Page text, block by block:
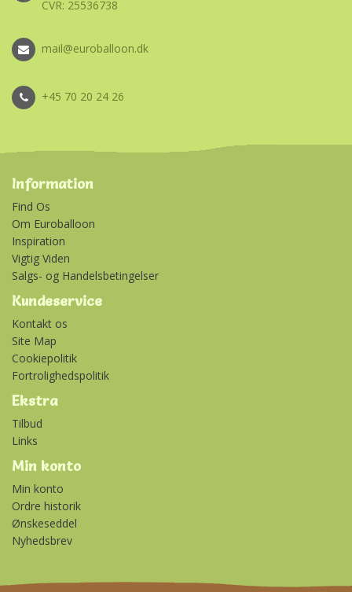
CVR: 25536738
mail@euroballoon.dk
+45 70 20 24 26
Information
Find Os
Om Euroballoon
Inspiration
Vigtig Viden
Salgs- og Handelsbetingelser
Kundeservice
Kontakt os
Site Map
Cookiepolitik
Fortrolighedspolitik
Ekstra
Tilbud
Links
Min konto
Min konto
Ordre historik
Ønskeseddel
Nyhedsbrev